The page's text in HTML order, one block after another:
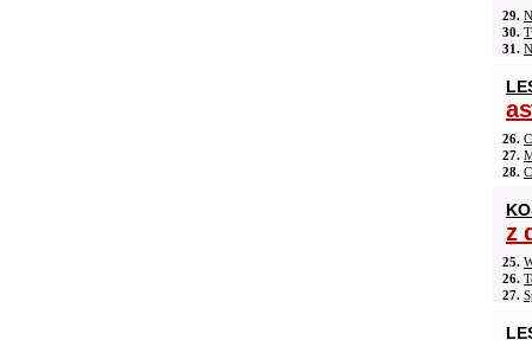
29.
30.
31.
26.
27.
28.
z
25.
26.
27.